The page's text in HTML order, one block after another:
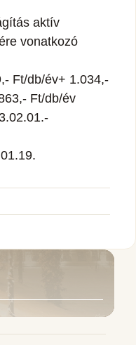
aktív
vonatkozó
Ft/db/év+ 1.034,-
Ft/db/év